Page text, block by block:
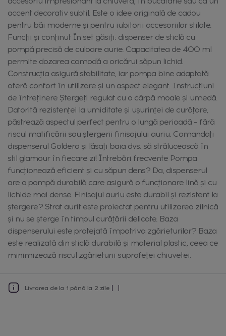
accent decorativ subtil. Este o idee originală de cadou
pentru băi moderne și pentru iubitorii accesoriilor stilate.
Funcții și conținut În set găsiți: dispenser de sticlă cu
pompă precisă de culoare aurie. Capacitatea de 400 ml
permite dozarea comodă a oricărui săpun lichid.
Construcția asigură stabilitate, iar pompa bine adaptată
oferă confort în utilizare și un aspect elegant. Instrucțiuni
de întreținere Ștergeți regulat cu o cârpă moale și umedă.
Datorită rezistenței la umiditate și ușurinței de curățare,
păstrează aspectul perfect pentru o lungă perioadă – fără
riscul matificării sau ștergerii finisajului auriu. Comandați
dispenserul Goldera și lăsați baia dvs. să strălucească în
stil glamour în fiecare zi! Întrebări frecvente Pompa
funcționează eficient și cu săpun dens? Da, dispenserul
are o pompă durabilă care asigură o funcționare lină și cu
lichide mai dense. Finisajul auriu este durabil și rezistent la
ștergere? Strat aurit este proiectat pentru utilizarea zilnică
și nu se șterge în timpul curățării delicate. Baza
dispenserului este protejată împotriva zgârieturilor? Baza
este realizată din sticlă durabilă și material plastic, ceea ce
minimizează riscul zgârieturii suprafeței chiuvetei.
Livrarea de la 1 până la 2 zile